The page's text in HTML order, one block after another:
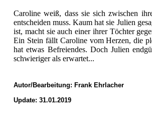
Caroline weiß, dass sie sich zwischen
entscheiden muss. Kaum hat sie Julien
ist, macht sie auch einer ihrer Töchter
Ein Stein fällt Caroline vom Herzen, die
hat etwas Befreiendes. Doch Julien
schwieriger als erwartet...
Autor/Bearbeitung: Frank Ehrlacher
Update: 31.01.2019